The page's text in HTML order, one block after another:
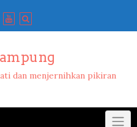
dan menjernihkan pikiran